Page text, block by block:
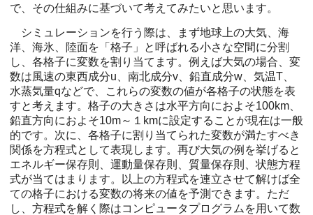
で、その仕組みに基づいて考えてみたいと思います。
シミュレーションを行う際は、まず地球上の大気、海
洋、海氷、陸面を「格子」と呼ばれる小さな空間に分割
し、各格子に変数を割り当てます。例えば大気の場合、変
数は風速の東西成分u、南北成分v、鉛直成分w、気温T、
水蒸気量qなどで、これらの変数の値が各格子の状態を表
すと考えます。格子の大きさは水平方向におよそ100km、
鉛直方向におよそ10m～１kmに設定することが現在は一般
的です。次に、各格子に割り当てられた変数が満たすべき
関係を方程式として表現します。再び大気の例を挙げると
エネルギー保存則、運動量保存則、質量保存則、状態方程
式が当てはまります。以上の方程式を連立させて解けば全
ての格子における変数の将来の値を予測できます。ただ
し、方程式を解く際はコンピュータプログラムを用いて数